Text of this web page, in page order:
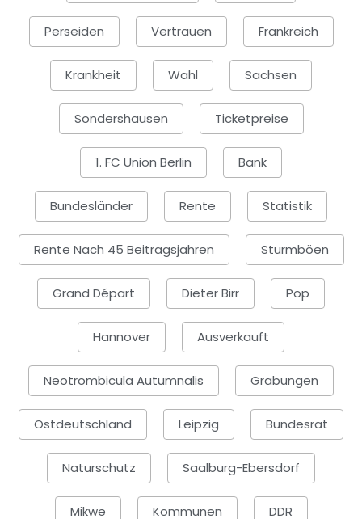
Perseiden Vertrauen Frankreich
Krankheit Wahl Sachsen
Sondershausen Ticketpreise
1. FC Union Berlin Bank
Bundesländer Rente Statistik
Rente Nach 45 Beitragsjahren Sturmböen
Grand Départ Dieter Birr Pop
Hannover Ausverkauft
Neotrombicula Autumnalis Grabungen
Ostdeutschland Leipzig Bundesrat
Naturschutz Saalburg-Ebersdorf
Mikwe Kommunen DDR